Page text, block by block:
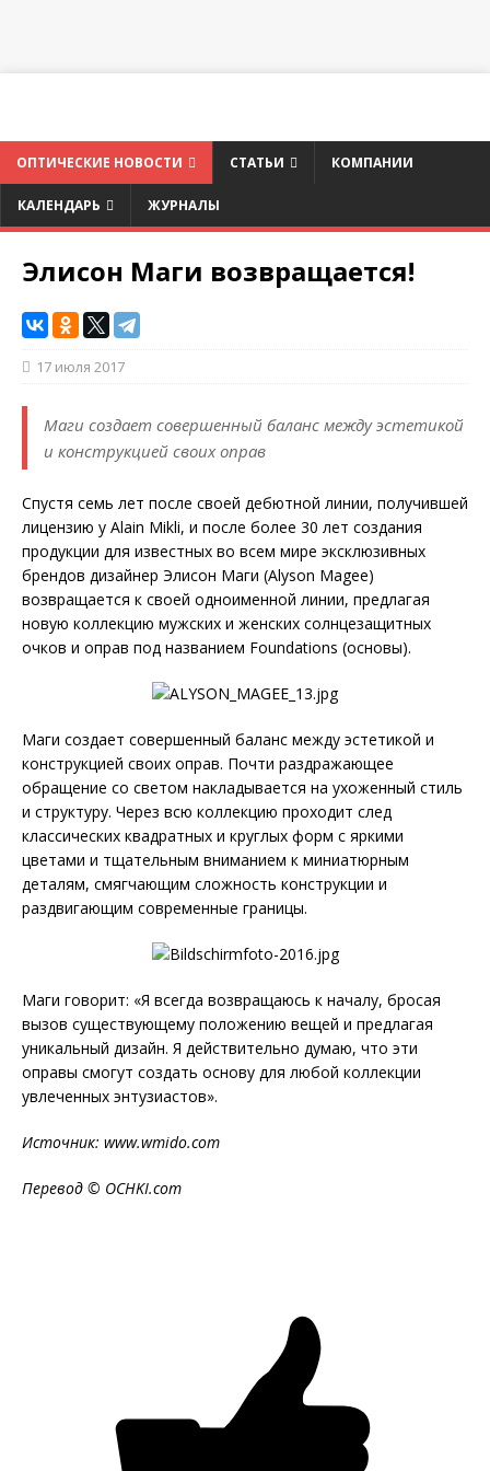
ОПТИЧЕСКИЕ НОВОСТИ СТАТЬИ КОМПАНИИ
КАЛЕНДАРЬ ЖУРНАЛЫ
Элисон Маги возвращается!
17 июля 2017
Маги создает совершенный баланс между эстетикой
и конструкцией своих оправ
Спустя семь лет после своей дебютной линии, получившей
лицензию у Alain Mikli, и после более 30 лет создания
продукции для известных во всем мире эксклюзивных
брендов дизайнер Элисон Маги (Alyson Magee)
возвращается к своей одноименной линии, предлагая
новую коллекцию мужских и женских солнцезащитных
очков и оправ под названием Foundations (основы).
Маги создает совершенный баланс между эстетикой и
конструкцией своих оправ. Почти раздражающее
обращение со светом накладывается на ухоженный стиль
и структуру. Через всю коллекцию проходит след
классических квадратных и круглых форм с яркими
цветами и тщательным вниманием к миниатюрным
деталям, смягчающим сложность конструкции и
раздвигающим современные границы.
Маги говорит: «Я всегда возвращаюсь к началу, бросая
вызов существующему положению вещей и предлагая
уникальный дизайн. Я действительно думаю, что эти
оправы смогут создать основу для любой коллекции
увлеченных энтузиастов».
Источник: www.wmido.com
Перевод © OCHKI.com